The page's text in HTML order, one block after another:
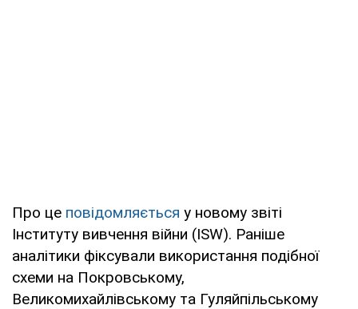
Про це повідомляється у новому звіті
Інституту вивчення війни (ISW). Раніше
аналітики фіксували використання подібної
схеми на Покровському,
Великомихайлівському та Гуляйпільському